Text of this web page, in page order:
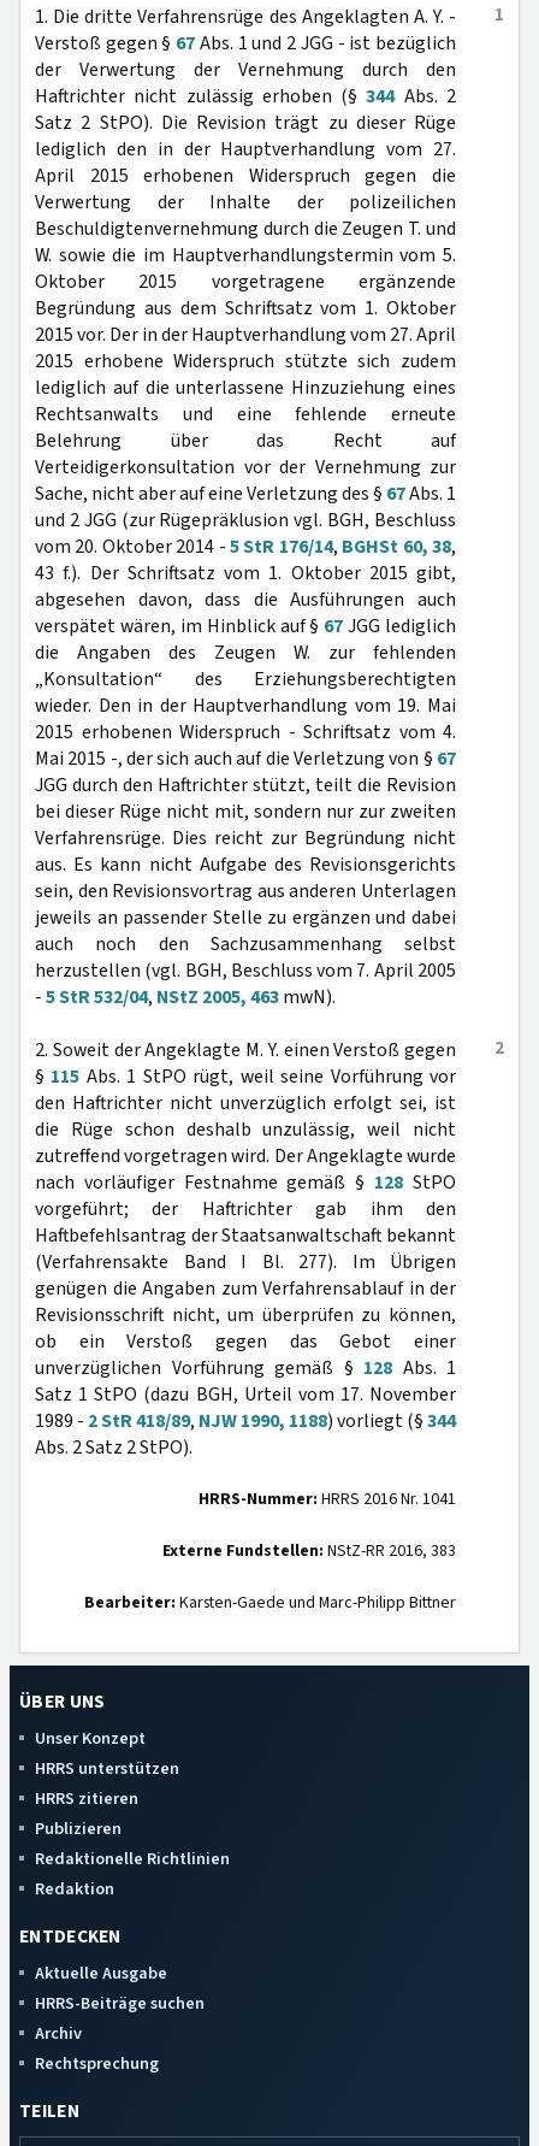
1
1. Die dritte Verfahrensrüge des Angeklagten A. Y. -
Verstoß gegen § 67Abs. 1 und 2 JGG - ist bezüglich
der Verwertung der Vernehmung durch den
Haftrichter nicht zulässig erhoben (§344Abs. 2
Satz 2 StPO). Die Revision trägt zu dieser Rüge
lediglich den in der Hauptverhandlung vom 27.
April 2015 erhobenen Widerspruch gegen die
Verwertung der Inhalte der polizeilichen
Beschuldigtenvernehmung durch die Zeugen T. und
W. sowie die im Hauptverhandlungstermin vom 5.
Oktober 2015 vorgetragene ergänzende
Begründung aus dem Schriftsatz vom 1. Oktober
2015 vor. Der in der Hauptverhandlung vom 27. April
2015 erhobene Widerspruch stützte sich zudem
lediglich auf die unterlassene Hinzuziehung eines
Rechtsanwalts und eine fehlende erneute
Belehrung über das Recht auf
Verteidigerkonsultation vor der Vernehmung zur
Sache, nicht aber auf eine Verletzung des § 67Abs. 1
und 2 JGG (zur Rügepräklusion vgl. BGH, Beschluss
vom 20. Oktober 2014 -5 StR 176/14, BGHSt 60, 38,
43 f.). Der Schriftsatz vom 1. Oktober 2015 gibt,
abgesehen davon, dass die Ausführungen auch
verspätet wären, im Hinblick auf § 67JGG lediglich
die Angaben des Zeugen W. zur fehlenden
„Konsultation“ des Erziehungsberechtigten
wieder. Den in der Hauptverhandlung vom 19. Mai
2015 erhobenen Widerspruch - Schriftsatz vom 4.
Mai 2015 -, der sich auch auf die Verletzung von § 67
JGG durch den Haftrichter stützt, teilt die Revision
bei dieser Rüge nicht mit, sondern nur zur zweiten
Verfahrensrüge. Dies reicht zur Begründung nicht
aus. Es kann nicht Aufgabe des Revisionsgerichts
sein, den Revisionsvortrag aus anderen Unterlagen
jeweils an passender Stelle zu ergänzen und dabei
auch noch den Sachzusammenhang selbst
herzustellen (vgl. BGH, Beschluss vom 7. April 2005
-5 StR 532/04, NStZ 2005, 463mwN).
2
2. Soweit der Angeklagte M. Y. einen Verstoß gegen
§ 115 Abs. 1 StPO rügt, weil seine Vorführung vor
den Haftrichter nicht unverzüglich erfolgt sei, ist
die Rüge schon deshalb unzulässig, weil nicht
zutreffend vorgetragen wird. Der Angeklagte wurde
nach vorläufiger Festnahme gemäß § 128 StPO
vorgeführt; der Haftrichter gab ihm den
Haftbefehlsantrag der Staatsanwaltschaft bekannt
(Verfahrensakte Band I Bl. 277). Im Übrigen
genügen die Angaben zum Verfahrensablauf in der
Revisionsschrift nicht, um überprüfen zu können,
ob ein Verstoß gegen das Gebot einer
unverzüglichen Vorführung gemäß § 128 Abs. 1
Satz 1 StPO (dazu BGH, Urteil vom 17. November
1989 - 2 StR 418/89, NJW 1990, 1188) vorliegt (§344
Abs. 2 Satz 2 StPO).
HRRS-Nummer: HRRS 2016 Nr. 1041
Externe Fundstellen: NStZ-RR 2016, 383
Bearbeiter: Karsten-Gaede und Marc-Philipp Bittner
ÜBER UNS
Unser Konzept
HRRS unterstützen
HRRS zitieren
Publizieren
Redaktionelle Richtlinien
Redaktion
ENTDECKEN
Aktuelle Ausgabe
HRRS-Beiträge suchen
Archiv
Rechtsprechung
TEILEN